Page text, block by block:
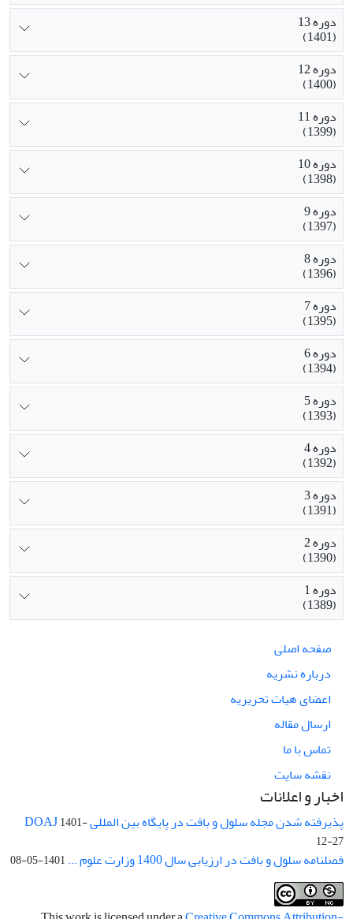
دوره 13
(1401)
دوره 12
(1400)
دوره 11
(1399)
دوره 10
(1398)
دوره 9
(1397)
دوره 8
(1396)
دوره 7
(1395)
دوره 6
(1394)
دوره 5
(1393)
دوره 4
(1392)
دوره 3
(1391)
دوره 2
(1390)
دوره 1
(1389)
صفحه اصلی
درباره نشریه
اعضای هیات تحریریه
ارسال مقاله
تماس با ما
نقشه سایت
اخبار و اعلانات
پذیرفته شدن مجله سلول و بافت در پایگاه بین المللی DOAJ1401-
12-27
فصلنامه سلول و بافت در ارزیابی سال 1400 وزارت علوم ... 1401-05-08